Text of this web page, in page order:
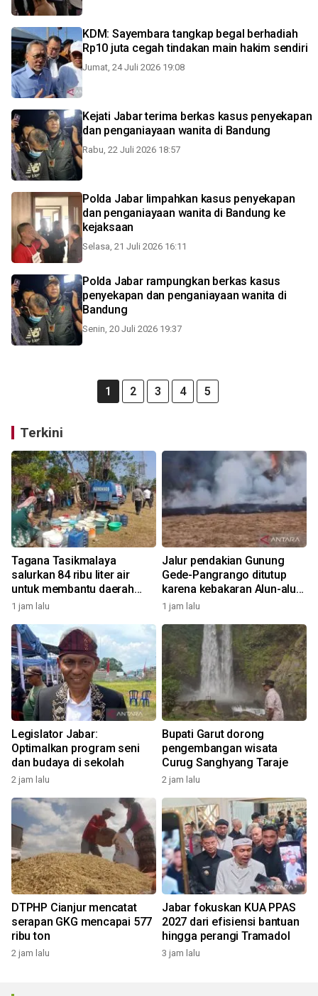
KDM: Sayembara tangkap begal berhadiah
Rp10 juta cegah tindakan main hakim sendiri
Jumat, 24 Juli 2026 19:08
Kejati Jabar terima berkas kasus penyekapan
dan penganiayaan wanita di Bandung
Rabu, 22 Juli 2026 18:57
Polda Jabar limpahkan kasus penyekapan
dan penganiayaan wanita di Bandung ke
kejaksaan
Selasa, 21 Juli 2026 16:11
Polda Jabar rampungkan berkas kasus
penyekapan dan penganiayaan wanita di
Bandung
Senin, 20 Juli 2026 19:37
1 2 3 4 5
Terkini
Tagana Tasikmalaya
salurkan 84 ribu liter air
untuk membantu daerah
yang alami kekeringan
1 jam lalu
Jalur pendakian Gunung
Gede-Pangrango ditutup
karena kebakaran Alun-alun
Suryakancana
1 jam lalu
Legislator Jabar:
Optimalkan program seni
dan budaya di sekolah
2 jam lalu
Bupati Garut dorong
pengembangan wisata
Curug Sanghyang Taraje
2 jam lalu
DTPHP Cianjur mencatat
serapan GKG mencapai 577
ribu ton
2 jam lalu
Jabar fokuskan KUA PPAS
2027 dari efisiensi bantuan
hingga perangi Tramadol
3 jam lalu